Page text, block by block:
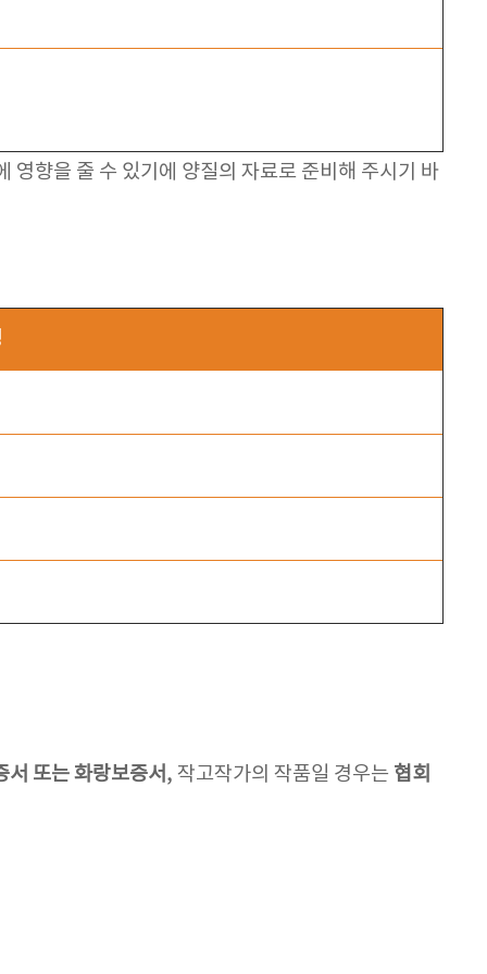
향을 줄 수 있기에 양질의 자료로 준비해 주시기 바
서 또는 화랑보증서, 작고작가의 작품일 경우는 협회